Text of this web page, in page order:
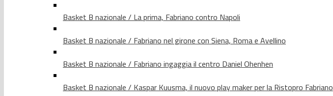
Basket B nazionale / La prima, Fabriano contro Napoli
Basket B nazionale / Fabriano nel girone con Siena, Roma e Avellino
Basket B nazionale / Fabriano ingaggia il centro Daniel Ohenhen
Basket B nazionale / Kaspar Kuusma, il nuovo play maker per la Ristopro Fabriano